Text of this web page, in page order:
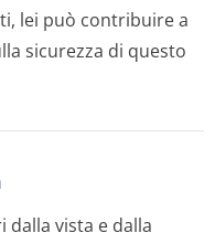
lei può contribuire a
sicurezza di questo
dalla vista e dalla